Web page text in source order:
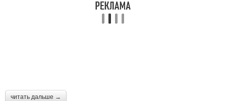
читать дальше →